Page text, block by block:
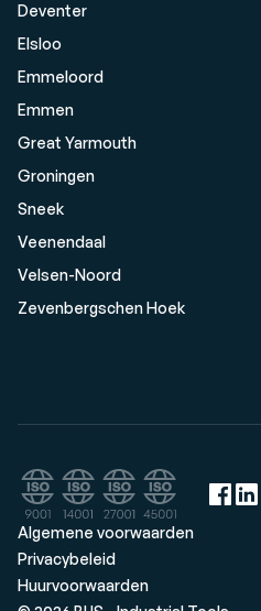
Deventer
Elsloo
Emmeloord
Emmen
Great Yarmouth
Groningen
Sneek
Veenendaal
Velsen-Noord
Zevenbergschen Hoek
Algemene voorwaarden
Privacybeleid
Huurvoorwaarden